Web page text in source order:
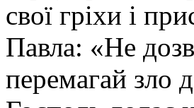
свої гріхи і
Павла: «Не
перемагай зло